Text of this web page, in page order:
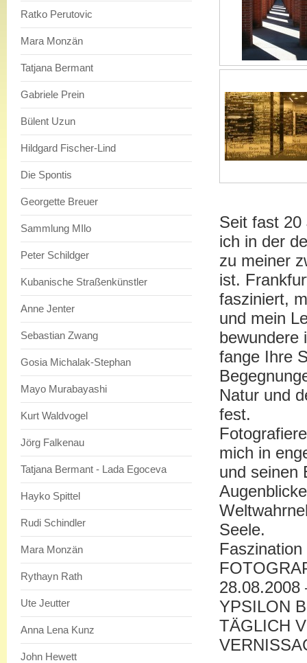
Ratko Perutovic
Mara Monzän
Tatjana Bermant
Gabriele Prein
Bülent Uzun
Hildgard Fischer-Lind
Die Spontis
Georgette Breuer
Sammlung MIlo
Peter Schildger
Kubanische Straßenkünstler
Anne Jenter
Sebastian Zwang
Gosia Michalak-Stephan
Mayo Murabayashi
Kurt Waldvogel
Jörg Falkenau
Tatjana Bermant - Lada Egoceva
Hayko Spittel
Rudi Schindler
Mara Monzän
Rythayn Rath
Ute Jeutter
Anna Lena Kunz
John Hewett
Seit fast 20
ich in der
zu meiner
ist.
fasziniert,
und mein
bewundere
fange Ihre
Natur und
fest.
mich in
und seinen
Seele.
28.08.2008
YPSILON
TÄGLICH